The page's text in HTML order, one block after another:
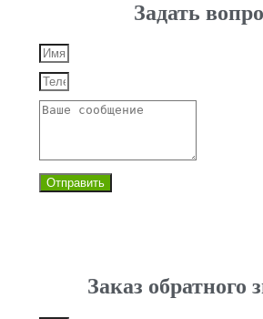
Задать
Отправить
Заказ обратного